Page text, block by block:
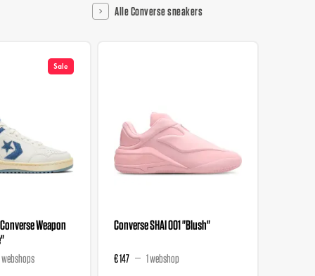
Alle Converse sneakers
Sale
Weapon
Converse SHAI 001 "Blush"
€ 147 1 webshop